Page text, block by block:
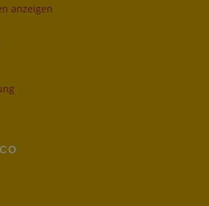
anzeigen